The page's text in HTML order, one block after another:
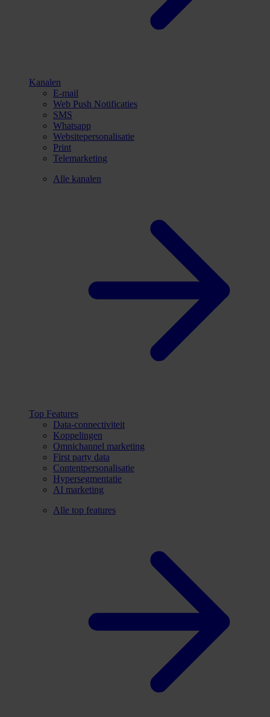
Kanalen
E-mail
Web Push Notificaties
SMS
Whatsapp
Websitepersonalisatie
Print
Telemarketing
Alle kanalen
Top Features
Data-connectiviteit
Koppelingen
Omnichannel marketing
First party data
Contentpersonalisatie
Hypersegmentatie
AI marketing
Alle top features